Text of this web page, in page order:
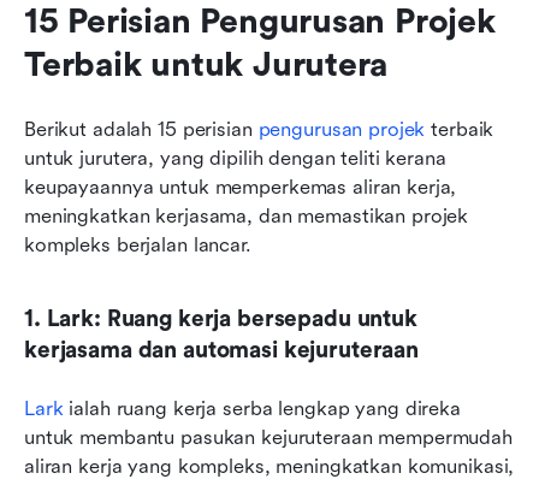
15 Perisian Pengurusan Projek
Terbaik untuk Jurutera
Berikut adalah 15 perisian pengurusan projek terbaik
untuk jurutera, yang dipilih dengan teliti kerana
keupayaannya untuk memperkemas aliran kerja,
meningkatkan kerjasama, dan memastikan projek
kompleks berjalan lancar.
1. Lark: Ruang kerja bersepadu untuk
kerjasama dan automasi kejuruteraan
Lark ialah ruang kerja serba lengkap yang direka
untuk membantu pasukan kejuruteraan mempermudah
aliran kerja yang kompleks, meningkatkan komunikasi,